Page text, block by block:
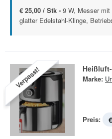
€ 25,00 / Stk - 9 W, Messer
glatter Edelstahl-Klinge,
Verpasst! Marke:
Preis: